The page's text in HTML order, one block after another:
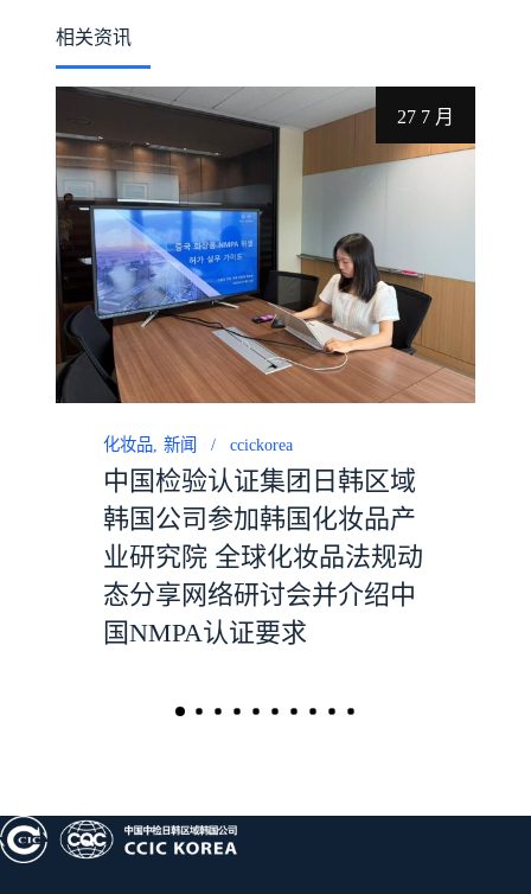
相关资讯
27 7 月
化妆品 新闻 ccickorea
中国检验认证集团日韩区域
韩国公司参加韩国化妆品产
业研究院 全球化妆品法规动
态分享网络研讨会并介绍中
国NMPA认证要求